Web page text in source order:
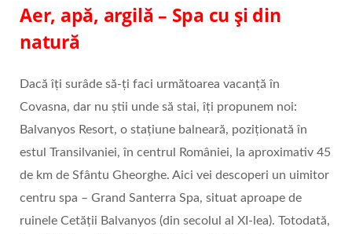
Aer, apă, argilă – Spa cu și din
natură
Dacă îți surâde să-ți faci următoarea vacanță în
Covasna, dar nu știi unde să stai, îți propunem noi:
Balvanyos Resort, o stațiune balneară, poziționată în
estul Transilvaniei, în centrul României, la aproximativ 45
de km de Sfântu Gheorghe. Aici vei descoperi un uimitor
centru spa – Grand Santerra Spa, situat aproape de
ruinele Cetății Balvanyos (din secolul al XI-lea). Totodată,